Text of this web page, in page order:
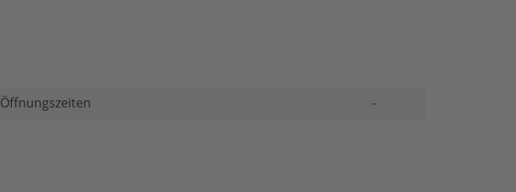
Öffnungszeiten -